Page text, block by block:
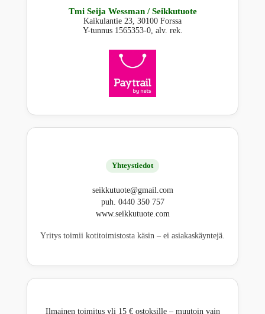
Tmi Seija Wessman / Seikkutuote
Kaikulantie 23, 30100 Forssa
Y-tunnus 1565353-0, alv. rek.
Yhteystiedot
seikkutuote@gmail.com
puh. 0440 350 757
www.seikkutuote.com
Yritys toimii kotitoimistosta käsin – ei asiakaskäyntejä.
Ilmainen toimitus yli 15 € ostoksille – muutoin vain